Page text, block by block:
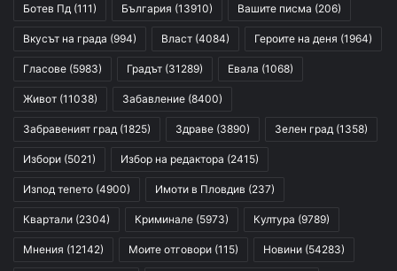
Ботев Пд (111) България (13910) Вашите писма (206)
Вкусът на града (994) Власт (4084) Героите на деня (1964)
Гласове (5983) Градът (31289) Евала (1068)
Живот (11038) Забавление (8400)
Забравеният град (1825) Здраве (3890) Зелен град (1358)
Избори (5021) Избор на редактора (2415)
Изпод тепето (4900) Имоти в Пловдив (237)
Квартали (2304) Криминале (5973) Култура (9789)
Мнения (12142) Моите отговори (115) Новини (54283)